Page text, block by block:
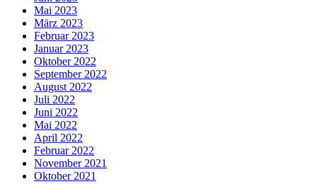
Mai 2023
März 2023
Februar 2023
Januar 2023
Oktober 2022
September 2022
August 2022
Juli 2022
Juni 2022
Mai 2022
April 2022
Februar 2022
November 2021
Oktober 2021